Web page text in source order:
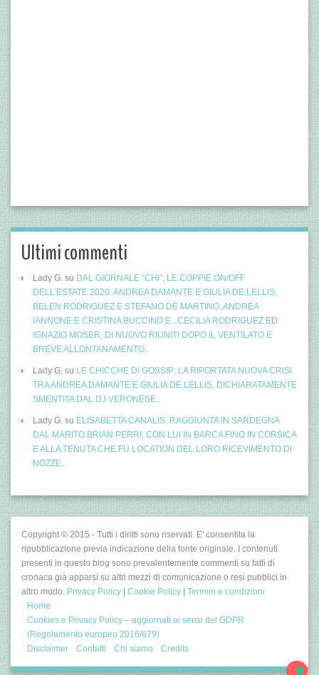
Ultimi commenti
Lady G. su DAL GIORNALE “CHI”, LE COPPIE ON/OFF
DELL’ESTATE 2020: ANDREA DAMANTE E GIULIA DE LELLIS,
BELEN RODRIGUEZ E STEFANO DE MARTINO, ANDREA
IANNONE E CRISTINA BUCCINO E.. CECILIA RODRIGUEZ ED
IGNAZIO MOSER, DI NUOVO RIUNITI DOPO IL VENTILATO E
BREVE ALLONTANAMENTO..
Lady G. su LE CHICCHE DI GOSSIP: LA RIPORTATA NUOVA CRISI
TRA ANDREA DAMANTE E GIULIA DE LELLIS, DICHIARATAMENTE
SMENTITA DAL DJ VERONESE..
Lady G. su ELISABETTA CANALIS, RAGGIUNTA IN SARDEGNA
DAL MARITO BRIAN PERRI, CON LUI IN BARCA FINO IN CORSICA
E ALLA TENUTA CHE FU LOCATION DEL LORO RICEVIMENTO DI
NOZZE..
Copyright © 2015 - Tutti i diritti sono riservati. E' consentita la
ripubblicazione previa indicazione della fonte originale. I contenuti
presenti in questo blog sono prevalentemente commenti su fatti di
cronaca già apparsi su altri mezzi di comunicazione o resi pubblici in
altro modo. Privacy Policy Cookie Policy
Termini e condizioni
Home
Cookies e Privacy Policy – aggiornati ai sensi del GDPR
(Regolamento europeo 2016/679)
Disclaimer
Contatti Chi siamo Credits